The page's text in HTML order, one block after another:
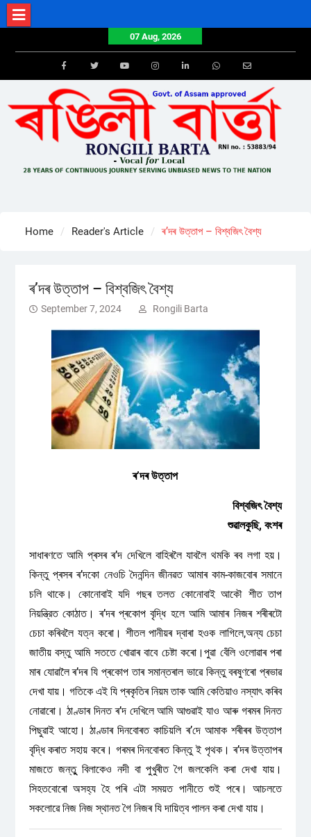
Skip
to
07 Aug, 2026
FacebookTwitterYoutube Email
Home Reader's Article ৰ’দৰ উত্তাপ – বিশ্বজিৎ বৈশ্য
ৰ’দৰ উত্তাপ – বিশ্বজিৎ বৈশ্য
September 7, 2024 Rongili Barta
ৰ’দৰ উত্তাপ
বিশ্বজিৎ বৈশ্য
শুৱালকুছি, বংশৰ
সাধাৰণতে আমি প্ৰসৰ ৰ’দ দেখিলে বাহিৰলৈ যাবলৈ থমকি ৰব লগা হয়।
কিন্তু প্ৰসৰ ৰ’দকো নেওচি দৈনন্দিন জীনৱত আমাৰ কাম-কাজবোৰ সমানে
চলি থাকে। কোনোবাই যদি গছৰ তলত কোনোবাই আকৌ শীত তাপ
নিয়ন্ত্রিত কোঠাত। ৰ’দৰ প্ৰকোপ বৃদ্ধি হলে আমি আমাৰ নিজৰ শৰীৰটো
চেচা কৰিবলৈ যত্ন কৰো। শীতল পানীয়ৰ দ্বাৰা হওক লাগিলে,অন্য চেচা
জাতীয় বস্তু আমি সততে খোৱাৰ বাবে চেষ্টা কৰো।পুৱা বেঁলি ওলোৱাৰ পৰা
মাৰ যোৱালৈ ৰ’দৰ যি প্ৰকোপ তাৰ সমান্তৰাল ভাৱে কিন্তু বৰষুণৰো প্ৰভাৱ
দেখা যায়। গতিকে এই যি প্ৰকৃতিৰ নিয়ম তাক আমি কেতিয়াও নস্যাৎ কৰিব
নোৱাৰো। ঠাণ্ডাৰ দিনত ৰ’দ দেখিলে আমি আগুৱাই যাও আৰু গৰমৰ দিনত
পিছুৱাই আহো। ঠাণ্ডাৰ দিনবোৰত কাচিয়লি ৰ’দে আমাক শৰীৰৰ উত্তাপ
বৃদ্ধি কৰাত সহায় কৰে। গৰমৰ দিনবোৰত কিন্তু ই পৃথক। ৰ’দৰ উত্তাপৰ
মাজতে জন্তুু বিলাকেও নদী বা পুখুৰীত গৈ জলকেলি কৰা দেখা যায়।
সিহতবোৰো অসহ্য হৈ পৰি এটা সময়ত পানীতে শুই পৰে। আচলতে
সকলোৱে নিজ নিজ স্থানত গৈ নিজৰ যি দায়িত্ব পালন কৰা দেখা যায়।